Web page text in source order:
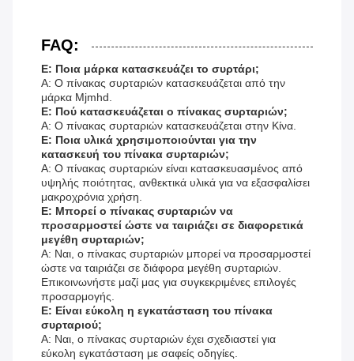
FAQ:
Ε: Ποια μάρκα κατασκευάζει το συρτάρι;
Α: Ο πίνακας συρταριών κατασκευάζεται από την
μάρκα Mjmhd.
Ε: Πού κατασκευάζεται ο πίνακας συρταριών;
Α: Ο πίνακας συρταριών κατασκευάζεται στην Κίνα.
Ε: Ποια υλικά χρησιμοποιούνται για την
κατασκευή του πίνακα συρταριών;
Α: Ο πίνακας συρταριών είναι κατασκευασμένος από
υψηλής ποιότητας, ανθεκτικά υλικά για να εξασφαλίσει
μακροχρόνια χρήση.
Ε: Μπορεί ο πίνακας συρταριών να
προσαρμοστεί ώστε να ταιριάζει σε διαφορετικά
μεγέθη συρταριών;
Α: Ναι, ο πίνακας συρταριών μπορεί να προσαρμοστεί
ώστε να ταιριάζει σε διάφορα μεγέθη συρταριών.
Επικοινωνήστε μαζί μας για συγκεκριμένες επιλογές
προσαρμογής.
Ε: Είναι εύκολη η εγκατάσταση του πίνακα
συρταριού;
Α: Ναι, ο πίνακας συρταριών έχει σχεδιαστεί για
εύκολη εγκατάσταση με σαφείς οδηγίες.